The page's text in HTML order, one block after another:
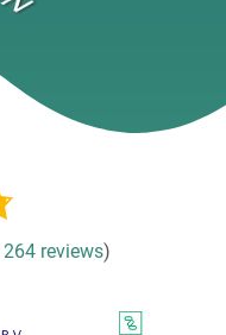
264 reviews)